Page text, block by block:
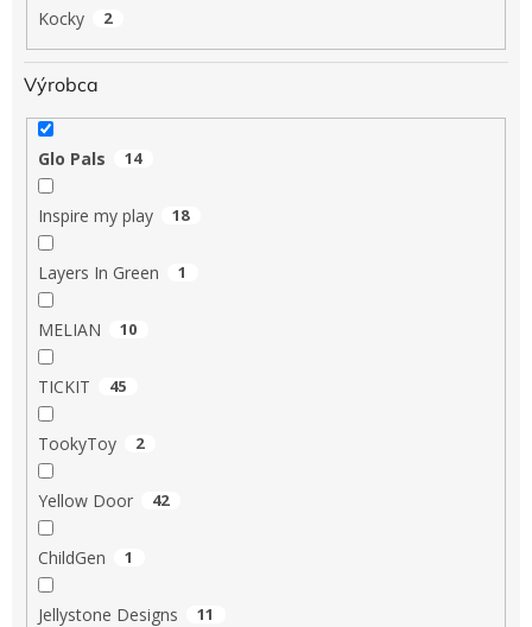
Kocky 2
Výrobca
Glo Pals 14
Inspire my play 18
Layers In Green 1
MELIAN 10
TICKIT 45
TookyToy 2
Yellow Door 42
ChildGen 1
Jellystone Designs 11